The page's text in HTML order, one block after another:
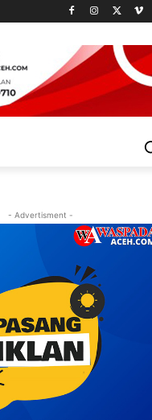
- Advertisment -